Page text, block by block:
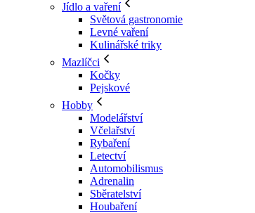
Jídlo a vaření
Světová gastronomie
Levné vaření
Kulinářské triky
Mazlíčci
Kočky
Pejskové
Hobby
Modelářství
Včelařství
Rybaření
Letectví
Automobilismus
Adrenalin
Sběratelství
Houbaření